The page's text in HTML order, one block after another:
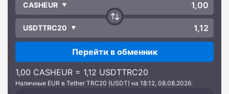
CASHEUR
USDTTRC20
Перейти в обменник
1,00 CASHEUR = 1,12 USDTTRC20
Наличные EUR в Tether TRC20 (USDT) на 18:12, 08.08.2026.